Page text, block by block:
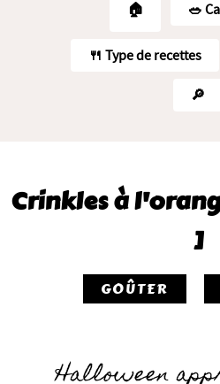
🏠 🥗️
🍴 Type de recettes
🔎
Crinkles à
]
GOÛTER